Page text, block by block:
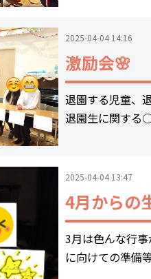
2025-04-04 14:16
激励会🌸
退園する児童、
退園生に関する
2025-04-04 13:47
4月からの
3月は色んな行
に向けての準備